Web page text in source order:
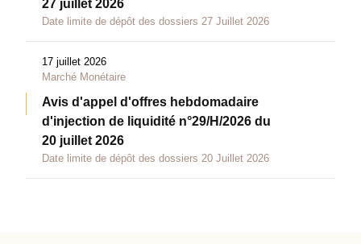
27 juillet 2026
Date limite de dépôt des dossiers 27 Juillet 2026
17 juillet 2026
Marché Monétaire
Avis d'appel d'offres hebdomadaire
d'injection de liquidité n°29/H/2026 du
20 juillet 2026
Date limite de dépôt des dossiers 20 Juillet 2026